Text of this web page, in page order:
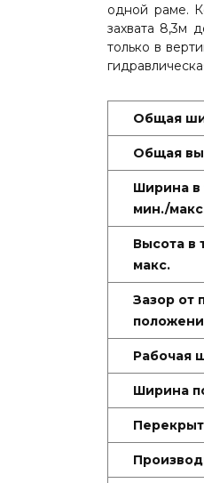
одной раме.
захвата 8,3м
только в
Общая
Общая
Ширина в
мин./
Высота в
макс.
Зазор от
Рабочая
Ширина